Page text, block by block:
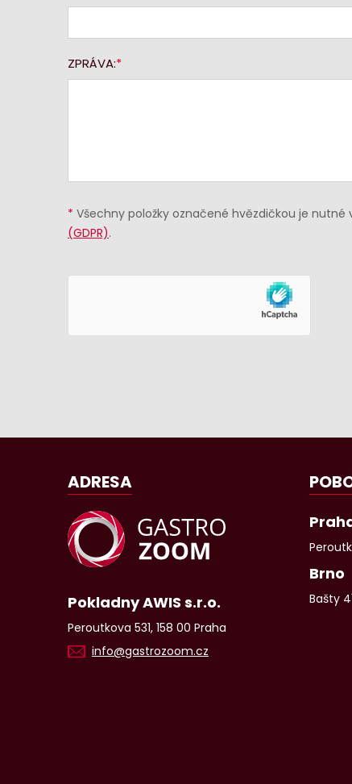
ZPRÁVA:
* Všechny položky označené hvězdičkou je
(GDPR).
ADRESA
Pokladny AWIS s.r.o.
Peroutkova 531, 158 00 Praha
info@gastrozoom.cz
Brno
Bašty